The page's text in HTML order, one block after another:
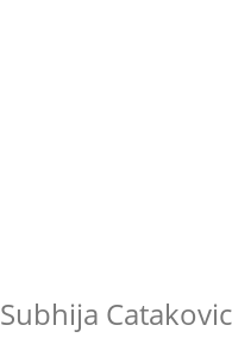
Subhija Catakovic